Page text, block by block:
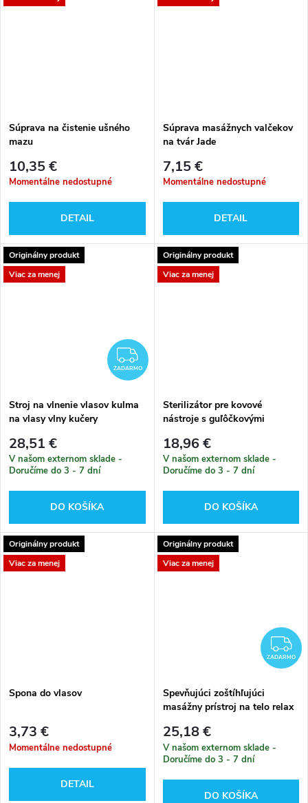
Súprava na čistenie ušného
mazu
10,35 €
Momentálne nedostupné
DETAIL
Súprava masážnych valčekov
na tvár Jade
7,15 €
Momentálne nedostupné
DETAIL
Originálny produkt
Viac za menej
ZADARMO
ZADARMO
Stroj na vlnenie vlasov kulma
na vlasy vlny kučery
28,51 €
V našom externom sklade -
Doručíme do 3 - 7 dní
DO KOŠÍKA
Originálny produkt
Viac za menej
Sterilizátor pre kovové
nástroje s guľôčkovými
18,96 €
V našom externom sklade -
Doručíme do 3 - 7 dní
DO KOŠÍKA
Originálny produkt
Viac za menej
Spona do vlasov
3,73 €
Momentálne nedostupné
DETAIL
Originálny produkt
Viac za menej
ZADARMO
Spevňujúci zoštíhľujúci
masážny prístroj na telo relax
25,18 €
V našom externom sklade -
Doručíme do 3 - 7 dní
DO KOŠÍKA